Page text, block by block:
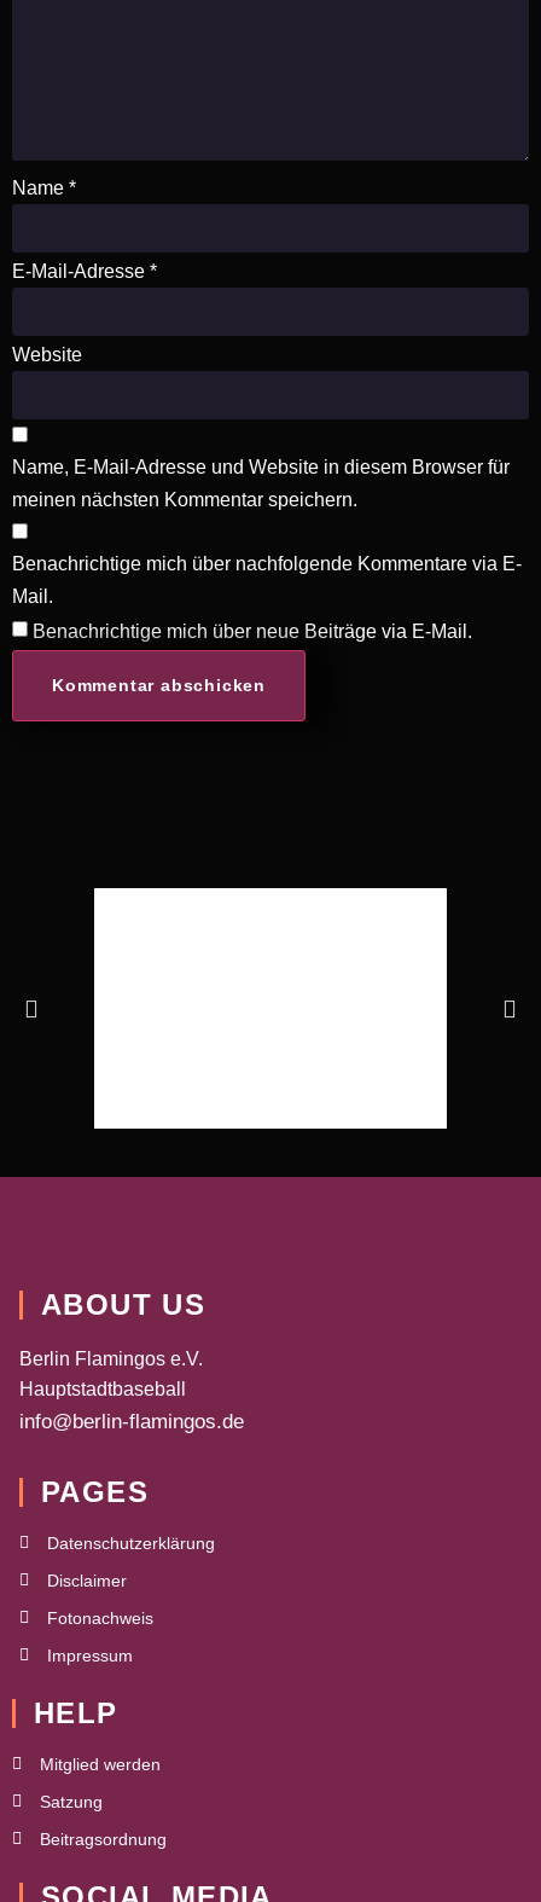
Name *
E-Mail-Adresse *
Website
Name, E-Mail-Adresse und Website in diesem Browser für
meinen nächsten Kommentar speichern.
Benachrichtige mich über nachfolgende Kommentare via E-
Mail.
Benachrichtige mich über neue Beiträge via E-Mail.
ABOUT US
Berlin Flamingos e.V.
Hauptstadtbaseball
info@berlin-flamingos.de
PAGES
Datenschutzerklärung
Disclaimer
Fotonachweis
Impressum
HELP
Mitglied werden
Satzung
Beitragsordnung